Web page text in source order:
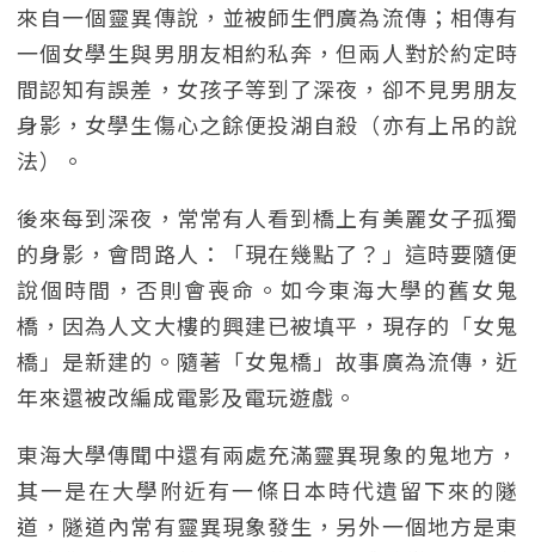
來自一個靈異傳說，並被師生們廣為流傳；相傳有
一個女學生與男朋友相約私奔，但兩人對於約定時
間認知有誤差，女孩子等到了深夜，卻不見男朋友
身影，女學生傷心之餘便投湖自殺（亦有上吊的說
法）。
後來每到深夜，常常有人看到橋上有美麗女子孤獨
的身影，會問路人：「現在幾點了？」這時要隨便
說個時間，否則會喪命。如今東海大學的舊女鬼
橋，因為人文大樓的興建已被填平，現存的「女鬼
橋」是新建的。隨著「女鬼橋」故事廣為流傳，近
年來還被改編成電影及電玩遊戲。
東海大學傳聞中還有兩處充滿靈異現象的鬼地方，
其一是在大學附近有一條日本時代遺留下來的隧
道，隧道內常有靈異現象發生，另外一個地方是東